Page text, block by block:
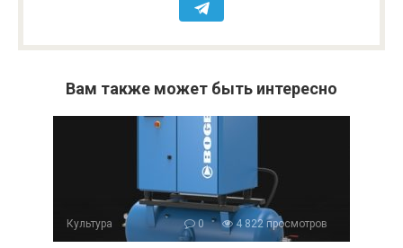
Вам также может быть интересно
Культура 0 4 822 просмотров